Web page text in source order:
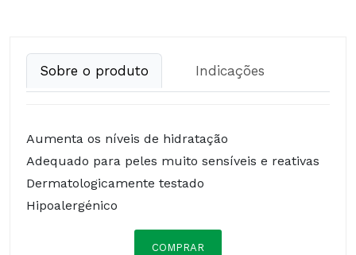
Sobre o produto Indicações
Aumenta os níveis de hidratação
Adequado para peles muito sensíveis e reativas
Dermatologicamente testado
Hipoalergénico
COMPRAR